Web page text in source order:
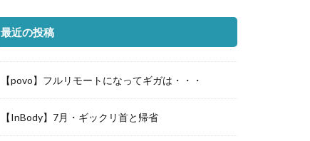
最近の投稿
【povo】フルリモートになってギガは・・・
【InBody】7月・ギックリ首と帰省